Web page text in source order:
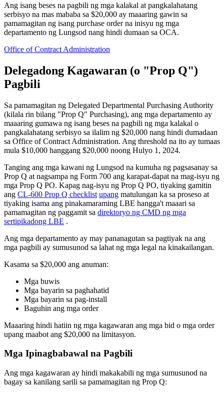
Ang isang beses na pagbili ng mga kalakal at pangkalahatang
serbisyo na mas mababa sa $20,000 ay maaaring gawin sa
pamamagitan ng isang purchase order na inisyu ng mga
departamento ng Lungsod nang hindi dumaan sa OCA.
Office of Contract Administration
Delegadong Kagawaran (o "Prop Q")
Pagbili
Sa pamamagitan ng Delegated Departmental Purchasing Authority
(kilala rin bilang "Prop Q" Purchasing), ang mga departamento ay
maaaring gumawa ng isang beses na pagbili ng mga kalakal o
pangkalahatang serbisyo sa ilalim ng $20,000 nang hindi dumadaan
sa Office of Contract Administration. Ang threshold na ito ay tumaas
mula $10,000 hanggang $20,000 noong Hulyo 1, 2024.
Tanging ang mga kawani ng Lungsod na kumuha ng pagsasanay sa
Prop Q at nagsampa ng Form 700 ang karapat-dapat na mag-isyu ng
mga Prop Q PO. Kapag nag-isyu ng Prop Q PO, tiyaking gamitin
ang CL-600 Prop Q checklist upang matulungan ka sa proseso at
tiyaking isama ang pinakamaraming LBE hangga't maaari sa
pamamagitan ng paggamit sa direktoryo ng CMD ng mga
sertipikadong LBE .
Ang mga departamento ay may pananagutan sa pagtiyak na ang
mga pagbili ay sumusunod sa lahat ng mga legal na kinakailangan.
Kasama sa $20,000 ang anuman:
Mga buwis
Mga bayarin sa paghahatid
Mga bayarin sa pag-install
Baguhin ang mga order
Maaaring hindi hatiin ng mga kagawaran ang mga bid o mga order
upang maabot ang $20,000 na limitasyon.
Mga Ipinagbabawal na Pagbili
Ang mga kagawaran ay hindi makakabili ng mga sumusunod na
bagay sa kanilang sarili sa pamamagitan ng Prop Q: